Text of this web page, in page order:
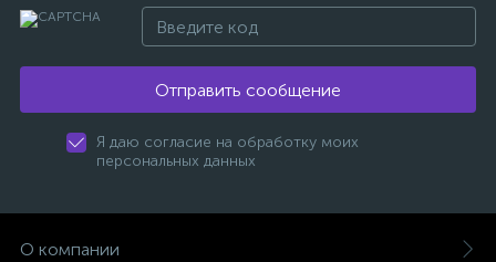
Отправить сообщение
Я даю согласие на обработку моих
персональных данных
О компании